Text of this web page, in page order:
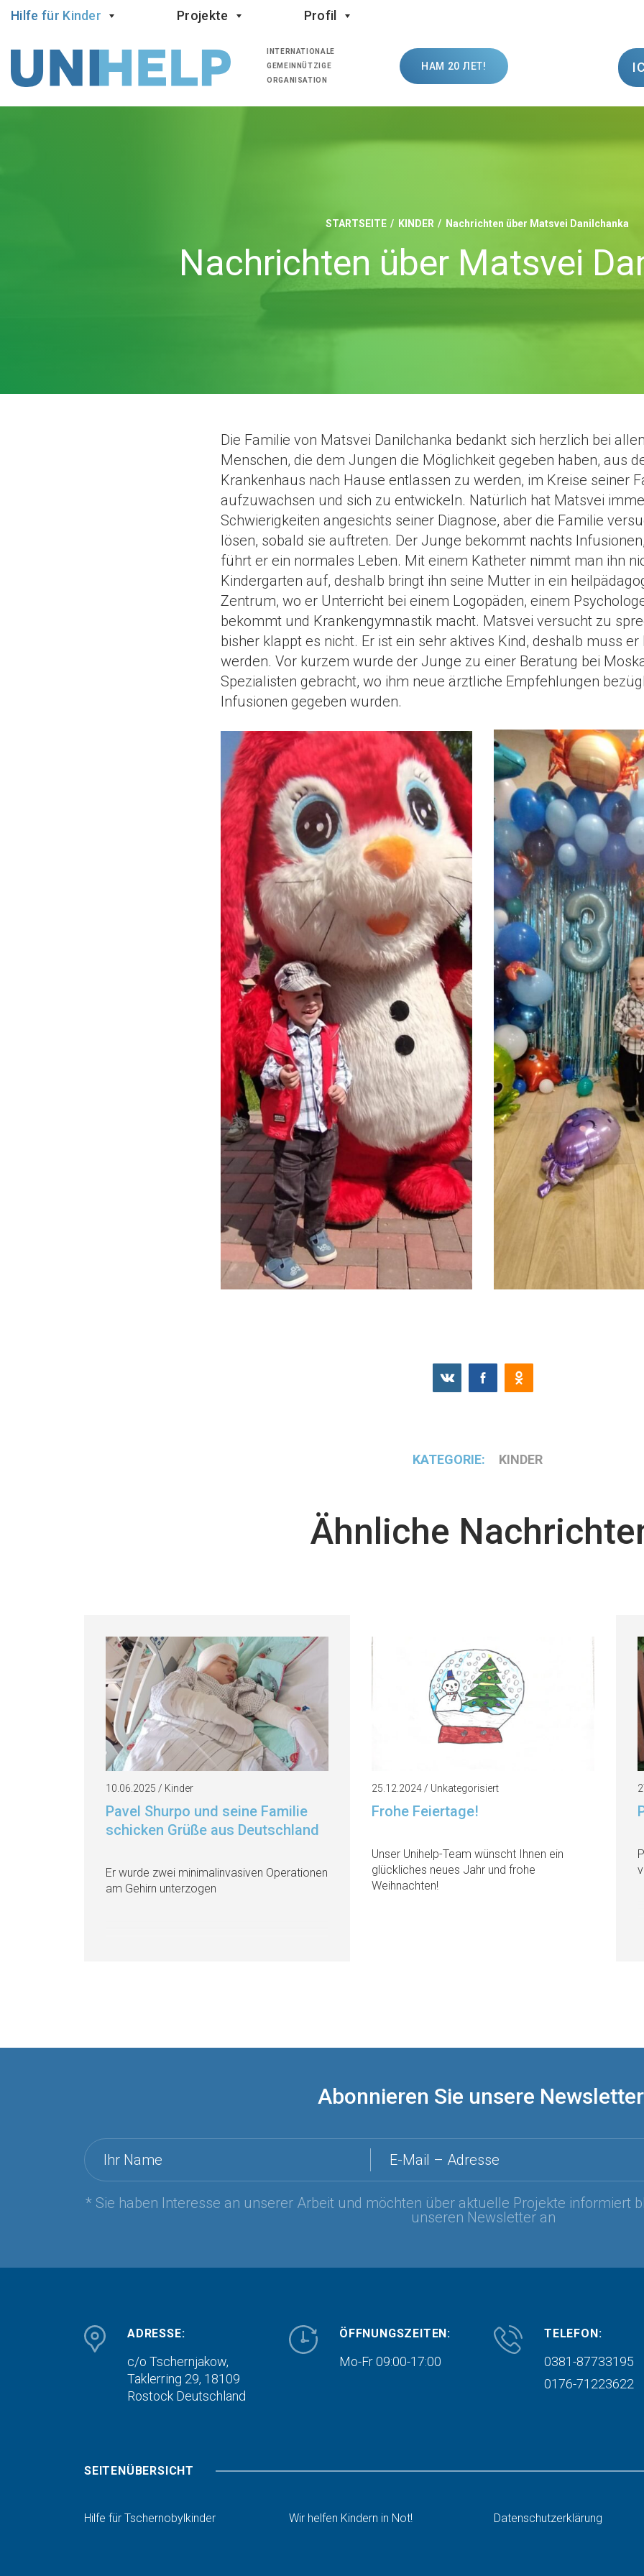
Hilfe für Kinder Projekte Profil
INTERNATIONALE
GEMEINNÜTZIGE
ORGANISATION
НАМ 20 ЛЕТ!
STARTSEITE KINDER Nachrichten über Matsvei Danilchanka
Nachrichten über Matsvei
Die Familie von Matsvei Danilchanka bedankt sich herzlich bei
Menschen, die dem Jungen die Möglichkeit gegeben haben, aus
Krankenhaus nach Hause entlassen zu werden, im Kreise seiner
aufzuwachsen und sich zu entwickeln. Natürlich hat Matsvei
Schwierigkeiten angesichts seiner Diagnose, aber die Familie
lösen, sobald sie auftreten. Der Junge bekommt nachts
führt er ein normales Leben. Mit einem Katheter nimmt man ihn
Kindergarten auf, deshalb bringt ihn seine Mutter in ein
Zentrum, wo er Unterricht bei einem Logopäden, einem
bekommt und Krankengymnastik macht. Matsvei versucht zu
bisher klappt es nicht. Er ist ein sehr aktives Kind, deshalb muss
werden. Vor kurzem wurde der Junge zu einer Beratung bei
Spezialisten gebracht, wo ihm neue ärztliche Empfehlungen
Infusionen gegeben wurden.
KATEGORIE: KINDER
Ähnliche
10.06.2025 / Kinder
Pavel Shurpo und seine Familie
schicken Grüße aus Deutschland
Er wurde zwei minimalinvasiven Operationen
am Gehirn unterzogen
25.12.2024 / Unkategorisiert
Frohe Feiertage!
Unser Unihelp-Team wünscht Ihnen ein
glückliches neues Jahr und frohe
Weihnachten!
Abonnieren Sie unsere
Ihr Name E-Mail – Adresse
* Sie haben Interesse an unserer Arbeit und möchten über aktuelle Projekte informiert
unseren Newsletter an
ADRESSE:
c/o Tschernjakow,
Taklerring 29, 18109
Rostock Deutschland
ÖFFNUNGSZEITEN:
Mo-Fr 09:00-17:00
TELEFON:
0381-87733195
0176-71223622
SEITENÜBERSICHT
Hilfe für Tschernobylkinder Wir helfen Kindern in Not! Datenschutzerklärung